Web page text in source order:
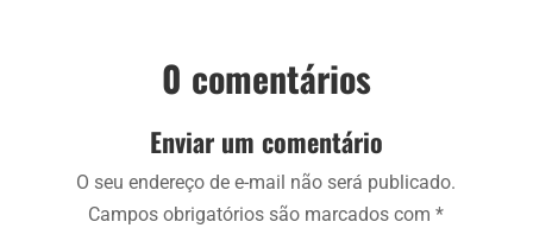
0 comentários
Enviar um comentário
O seu endereço de e-mail não será publicado.
Campos obrigatórios são marcados com*